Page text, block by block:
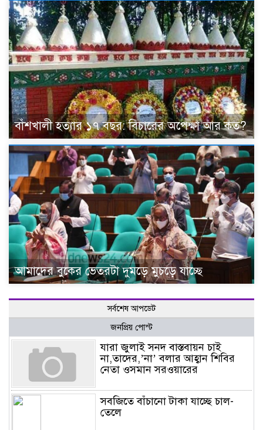
বাঁশখালী হত্যার ১৭ বছর: বিচারের অপেক্ষা আর কত?
আমাদের বুকের ভেতরটা দুমড়ে মুচড়ে যাচ্ছে
সর্বশেষ আপডেট
জনপ্রিয় পোস্ট
যারা জুলাই সনদ বাস্তবায়ন চাই
না,‎তাদের,’না’ বলার আহ্বান শিবির
নেতা ওসমান সরওয়ারের
সবজিতে বাঁচানো টাকা যাচ্ছে চাল-
তেলে